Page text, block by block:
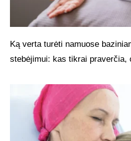
Ką verta turėti namuose
stebėjimui: kas tikrai praverčia,